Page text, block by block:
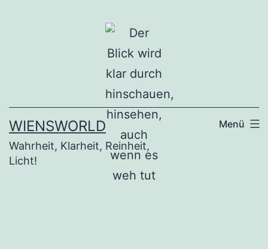
WIENSWORLD
Wahrheit, Klarheit, Reinheit,
Licht!
Menü